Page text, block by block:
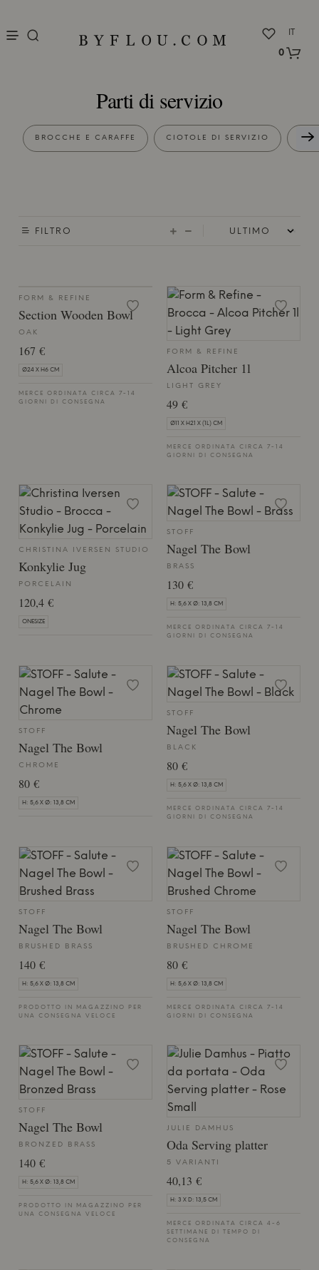
IT
0
Parti di servizio
BROCCHE E CARAFFE CIOTOLE DI SERVIZIO
FILTRO
FORM & REFINE
Section Wooden Bowl
OAK
167 €
Ø24 X H6 CM
MERCE ORDINATA CIRCA 7-14
GIORNI DI CONSEGNA
FORM & REFINE
Alcoa Pitcher 1l
LIGHT GREY
49 €
Ø11 X H21 X (1L) CM
MERCE ORDINATA CIRCA 7-14
GIORNI DI CONSEGNA
CHRISTINA IVERSEN STUDIO
Konkylie Jug
PORCELAIN
120,4 €
ONESIZE
STOFF
Nagel The Bowl
BRASS
130 €
H: 5,6 X Ø: 13,8 CM
MERCE ORDINATA CIRCA 7-14
GIORNI DI CONSEGNA
STOFF
Nagel The Bowl
CHROME
80 €
H: 5,6 X Ø: 13,8 CM
STOFF
Nagel The Bowl
BLACK
80 €
H: 5,6 X Ø: 13,8 CM
MERCE ORDINATA CIRCA 7-14
GIORNI DI CONSEGNA
STOFF
Nagel The Bowl
BRUSHED BRASS
140 €
H: 5,6 X Ø: 13,8 CM
PRODOTTO IN MAGAZZINO PER
UNA CONSEGNA VELOCE
STOFF
Nagel The Bowl
BRUSHED CHROME
80 €
H: 5,6 X Ø: 13,8 CM
MERCE ORDINATA CIRCA 7-14
GIORNI DI CONSEGNA
STOFF
Nagel The Bowl
BRONZED BRASS
140 €
H: 5,6 X Ø: 13,8 CM
PRODOTTO IN MAGAZZINO PER
UNA CONSEGNA VELOCE
JULIE DAMHUS
Oda Serving platter
5 VARIANTI
40,13 €
H: 3 X D: 13,5 CM
MERCE ORDINATA CIRCA 4-6
SETTIMANE DI TEMPO DI
CONSEGNA